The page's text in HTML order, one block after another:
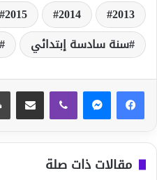
2013
2014
2015
سنة سادسة إبتدائي
مقالات ذات صلة